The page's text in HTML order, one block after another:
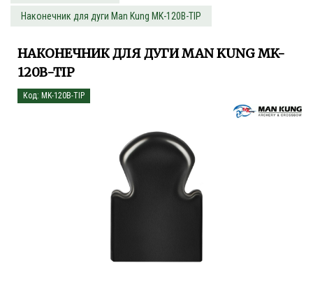
Наконечник для дуги Man Kung MK-120B-TIP
НАКОНЕЧНИК ДЛЯ ДУГИ MAN KUNG MK-
120B-TIP
Код: MK-120B-TIP